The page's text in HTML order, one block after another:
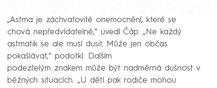
„Astma je záchvatovité onemocnění, které se
chová nepředvídatelně,“ uvedl Čáp. „Ne každý
astmatik se ale musí dusit. Může jen občas
pokašlávat,“ podotkl. Dalším
podezřelým znakem může být nadměrná dušnost v
běžných situacích. „U dětí pak rodiče mohou